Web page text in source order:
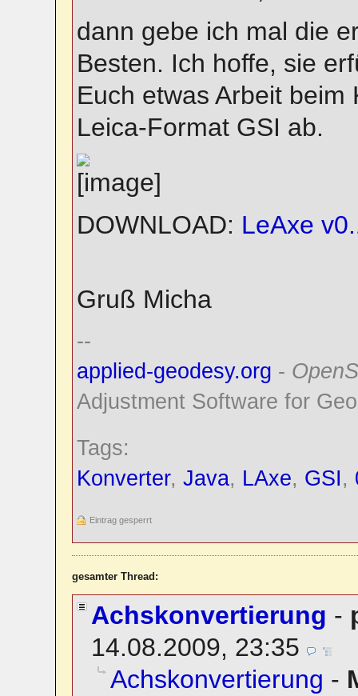
dann gebe ich mal die
Besten. Ich hoffe, sie
Euch etwas Arbeit beim
Leica-Format GSI ab.
DOWNLOAD: LeAxe
Gruß Micha
--
applied-geodesy.org -
Adjustment Software for
Tags:
Konverter, Java, LAxe, GSI,
Eintrag gesperrt
gesamter Thread:
Achskonvertierung -
14.08.2009, 23:35
Achskonvertierung -